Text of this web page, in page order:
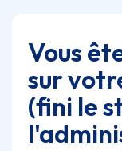
Vous
sur
(fini le